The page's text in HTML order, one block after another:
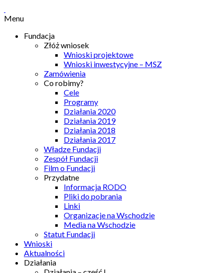
Menu
Fundacja
Złóż wniosek
Wnioski projektowe
Wnioski inwestycyjne – MSZ
Zamówienia
Co robimy?
Cele
Programy
Działania 2020
Działania 2019
Działania 2018
Działania 2017
Władze Fundacji
Zespół Fundacji
Film o Fundacji
Przydatne
Informacja RODO
Pliki do pobrania
Linki
Organizacje na Wschodzie
Media na Wschodzie
Statut Fundacji
Wnioski
Aktualności
Działania